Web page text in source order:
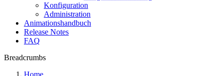
Konfiguration
Administration
Animationshandbuch
Release Notes
FAQ
Breadcrumbs
Home